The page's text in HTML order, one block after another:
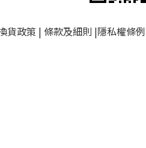
貨政策 | 條款及細則 |隱私權條例